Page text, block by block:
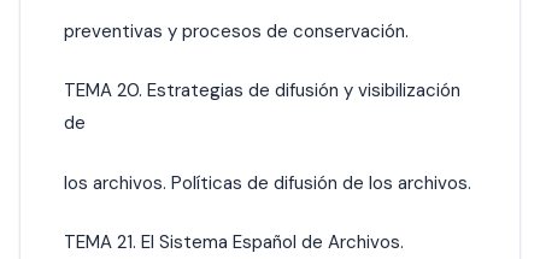
preventivas y procesos de conservación.
TEMA 20. Estrategias de difusión y visibilización
de
los archivos. Políticas de difusión de los archivos.
TEMA 21. El Sistema Español de Archivos.